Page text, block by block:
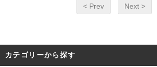
< Prev Next >
カテゴリーから探す